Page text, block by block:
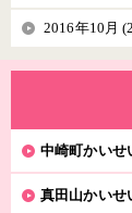
2016年10月
中崎町かいせ
真田山かいせ